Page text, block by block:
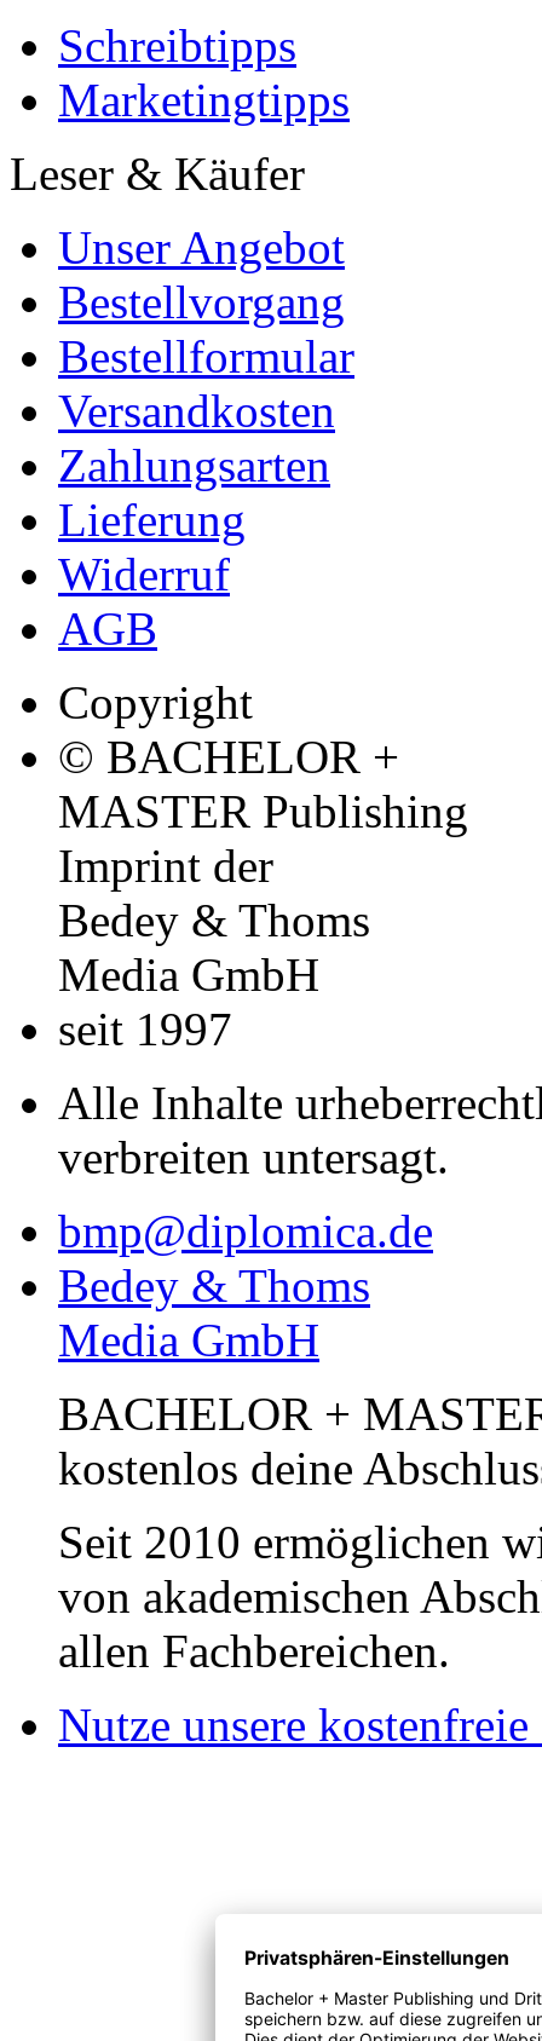
Schreibtipps
Marketingtipps
Leser & Käufer
Unser Angebot
Bestellvorgang
Bestellformular
Versandkosten
Zahlungsarten
Lieferung
Widerruf
AGB
Copyright
© BACHELOR +
MASTER Publishing
Imprint der
Bedey & Thoms
Media GmbH
seit 1997
Alle Inhalte
verbreiten untersagt.
bmp@diplomica.de
Bedey & Thoms
Media GmbH
BACHELOR +
kostenlos deine
Seit 2010 ermöglichen
von akademischen
allen Fachbereichen.
Nutze unsere